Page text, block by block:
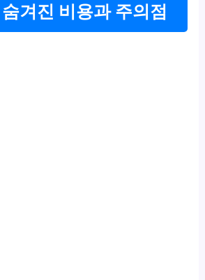
겨진 비용과 주의점